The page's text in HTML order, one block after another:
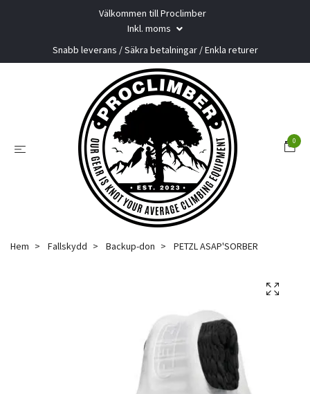
Välkommen till Proclimber
Inkl. moms
Snabb leverans / Säkra betalningar / Enkla returer
0
Hem Fallskydd Backup-don PETZL ASAP'SORBER